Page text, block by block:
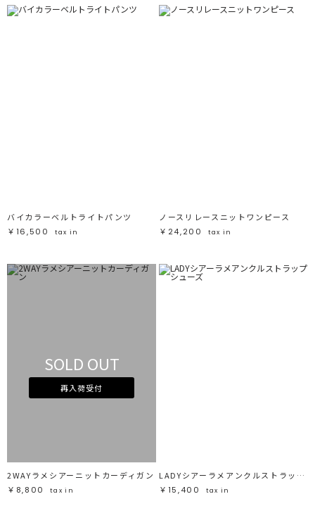
バイカラーベルトライトパンツ
￥16,500
tax in
ノースリレースニットワンピース
￥24,200
tax in
SOLD OUT
再入荷受付
2WAYラメシアーニットカーディガン
￥8,800
tax in
LADYシアーラメアンクルストラップシューズ
￥15,400
tax in